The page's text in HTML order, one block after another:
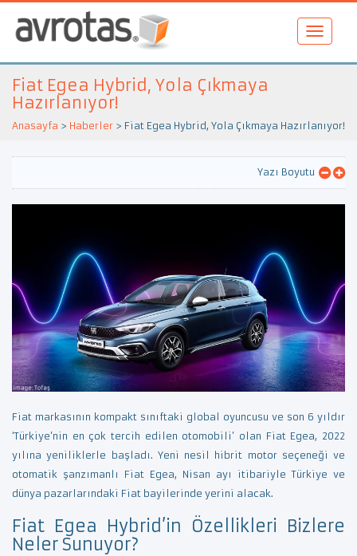
Fiat Egea Hybrid, Yola Çıkmaya
Hazırlanıyor!
Anasayfa > Haberler > Fiat Egea Hybrid, Yola Çıkmaya Hazırlanıyor!
Yazı Boyutu
Fiat markasının kompakt sınıftaki global oyuncusu ve son 6 yıldır
‘Türkiye’nin en çok tercih edilen otomobili’ olan Fiat Egea, 2022
yılına yeniliklerle başladı. Yeni nesil hibrit motor seçeneği ve
otomatik şanzımanlı Fiat Egea, Nisan ayı itibariyle Türkiye ve
dünya pazarlarındaki Fiat bayilerinde yerini alacak.
Fiat Egea Hybrid’in Özellikleri Bizlere
Neler Sunuyor?